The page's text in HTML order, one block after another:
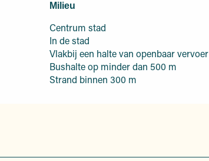
Milieu
Milieu
Centrum stad
In de stad
Vlakbij een halte van openbaar vervoer
Bushalte op minder dan 500 m
Strand binnen 300 m